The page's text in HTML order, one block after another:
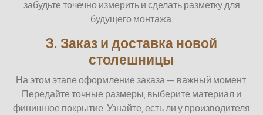
забудьте точечно измерить и сделать разметку для
будущего монтажа.
3. Заказ и доставка новой
столешницы
На этом этапе оформление заказа — важный момент.
Передайте точные размеры, выберите материал и
финишное покрытие. Узнайте, есть ли у производителя